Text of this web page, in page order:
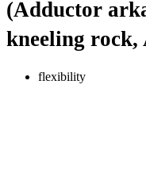
(Adductor
kneeling
flexibility